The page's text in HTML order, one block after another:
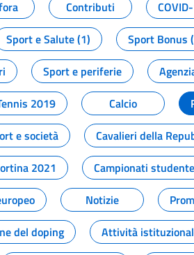
Contributi
Sport e Salute (1) Sport Bonus
Sport e periferie
2019 Calcio
e società Cavalieri della
2021 Campionati
Notizie
del doping Attività